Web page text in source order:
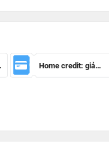
sàn Home credit: giảm 50.000đ cho đơn hàng từ 150.000đ